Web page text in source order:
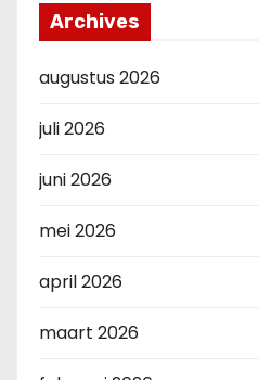
Archives
augustus 2026
juli 2026
juni 2026
mei 2026
april 2026
maart 2026